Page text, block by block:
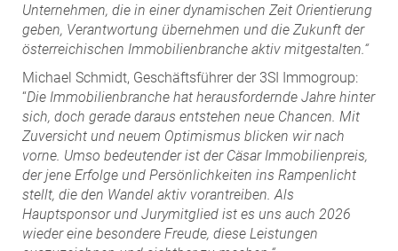
Unternehmen, die in einer dynamischen Zeit Orientierung
geben, Verantwortung übernehmen und die Zukunft der
österreichischen Immobilienbranche aktiv mitgestalten.“
Michael Schmidt, Geschäftsführer der 3SI Immogroup:
“Die Immobilienbranche hat herausfordernde Jahre hinter
sich, doch gerade daraus entstehen neue Chancen. Mit
Zuversicht und neuem Optimismus blicken wir nach
vorne. Umso bedeutender ist der Cäsar Immobilienpreis,
der jene Erfolge und Persönlichkeiten ins Rampenlicht
stellt, die den Wandel aktiv vorantreiben. Als
Hauptsponsor und Jurymitglied ist es uns auch 2026
wieder eine besondere Freude, diese Leistungen